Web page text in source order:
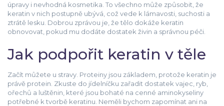
úpravy i nevhodná kosmetika. To všechno může způsobit, že
keratin v nich postupně ubývá, což vede k lámavosti, suchosti a
ztrátě lesku. Dobrou zprávou je, že tělo dokáže keratin
obnovovat, pokud mu dodáte dostatek živin a správnou péči.
Jak podpořit keratin v těle
Začít můžete u stravy. Proteiny jsou základem, protože keratin je
právě protein. Zkuste do jídelníčku zařadit dostatek vajec, ryb,
ořechů a luštěnin, které jsou bohaté na cenné aminokyseliny
potřebné k tvorbě keratinu. Neměli bychom zapomínat ani na